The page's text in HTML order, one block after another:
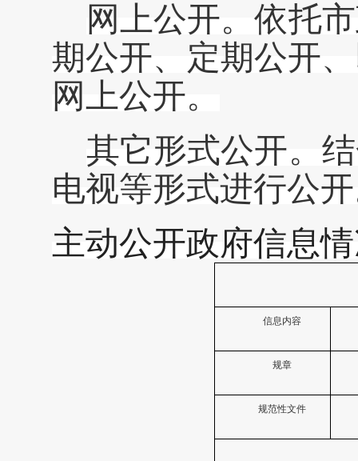
网上公开。依托
期公开、定期公开
网上公开。
其它形式公开。
电视等形式进行公
主动公开政府信息
信息内容
规章
规范性文件